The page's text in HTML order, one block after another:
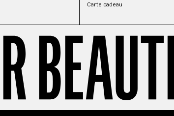
Carte cadeau